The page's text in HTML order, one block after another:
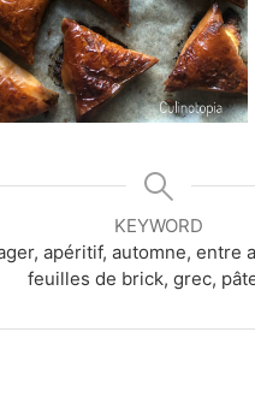
KEYWORD
apéritif, automne, entre
feuilles de brick, grec,